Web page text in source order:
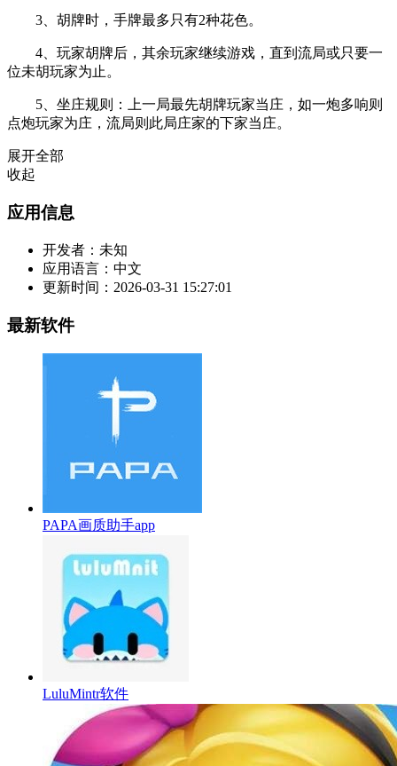
3、胡牌时，手牌最多只有2种花色。
4、玩家胡牌后，其余玩家继续游戏，直到流局或只要一
位未胡玩家为止。
5、坐庄规则：上一局最先胡牌玩家当庄，如一炮多响则
点炮玩家为庄，流局则此局庄家的下家当庄。
展开全部
收起
应用信息
开发者： 未知
应用语言： 中文
更新时间： 2026-03-31 15:27:01
最新软件
PAPA画质助手app
LuluMintr软件